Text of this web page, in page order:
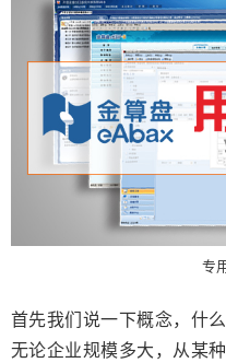
专
首先我们说一下概念，什
无论企业规模多大，从某